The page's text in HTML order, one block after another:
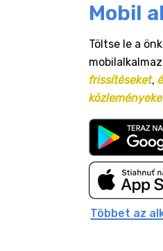
Mobil
Töltse le a
frissítéseket,
Többet az